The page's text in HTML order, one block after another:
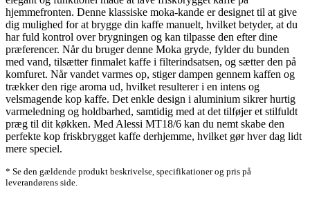
hjemmefronten. Denne klassiske moka-kande er designet til at give
dig mulighed for at brygge din kaffe manuelt, hvilket betyder, at du
har fuld kontrol over brygningen og kan tilpasse den efter dine
præferencer. Når du bruger denne Moka gryde, fylder du bunden
med vand, tilsætter finmalet kaffe i filterindsatsen, og sætter den på
komfuret. Når vandet varmes op, stiger dampen gennem kaffen og
trækker den rige aroma ud, hvilket resulterer i en intens og
velsmagende kop kaffe. Det enkle design i aluminium sikrer hurtig
varmeledning og holdbarhed, samtidig med at det tilføjer et stilfuldt
præg til dit køkken. Med Alessi MT18/6 kan du nemt skabe den
perfekte kop friskbrygget kaffe derhjemme, hvilket gør hver dag lidt
mere speciel.
* Se den gældende produkt beskrivelse, specifikationer og pris på
leverandørens side.